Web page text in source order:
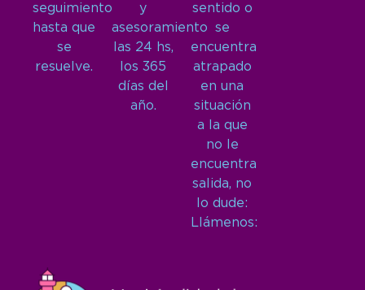
seguimiento
hasta que
se
resuelve.
y
asesoramiento
las 24 hs,
los 365
días del
año.
sentido o
se
encuentra
atrapado
en una
situación
a la que
no le
encuentra
salida, no
lo dude:
Llámenos: